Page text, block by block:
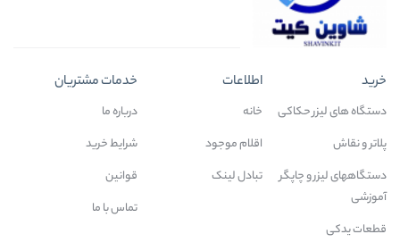
خرید
دستگاه های لیزر حکاکی
پلاتر و نقاش
دستگاههای لیزر و چاپگر
آموزشی
قطعات یدکی
اطلاعات
خانه
اقلام موجود
تبادل لینک
خدمات مشتریان
درباره ما
شرایط خرید
قوانین
تماس با ما